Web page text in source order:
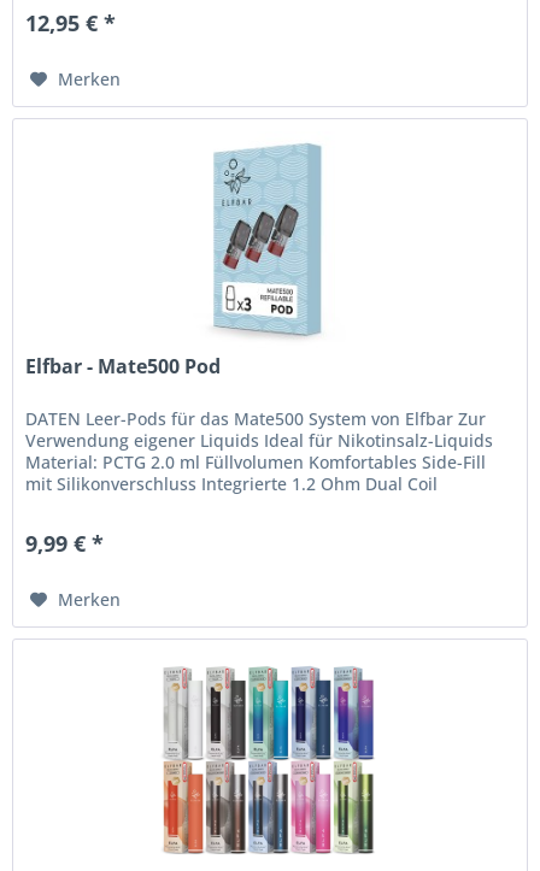
12,95 € *
Merken
Elfbar - Mate500 Pod
DATEN Leer-Pods für das Mate500 System von Elfbar Zur
Verwendung eigener Liquids Ideal für Nikotinsalz-Liquids
Material: PCTG 2.0 ml Füllvolumen Komfortables Side-Fill
mit Silikonverschluss Integrierte 1.2 Ohm Dual Coil
9,99 € *
Merken